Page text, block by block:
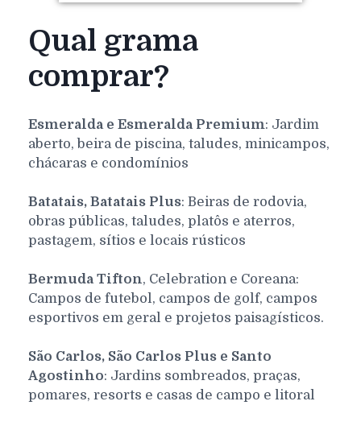
Qual grama
comprar?
Esmeralda e Esmeralda Premium: Jardim
aberto, beira de piscina, taludes, minicampos,
chácaras e condomínios
Batatais, Batatais Plus: Beiras de rodovia,
obras públicas, taludes, platôs e aterros,
pastagem, sítios e locais rústicos
Bermuda Tifton, Celebration e Coreana:
Campos de futebol, campos de golf, campos
esportivos em geral e projetos paisagísticos.
São Carlos, São Carlos Plus e Santo
Agostinho: Jardins sombreados, praças,
pomares, resorts e casas de campo e litoral